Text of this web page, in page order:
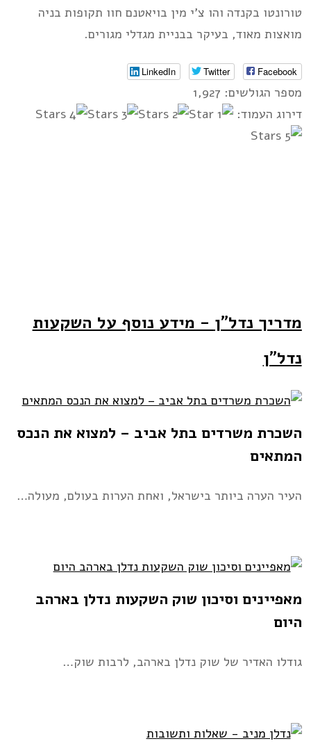
טורונטו בקנדה והו צ’י מין בויאטנם חוו תקופות בניה
מואצות מאוד, בעיקר בבניית מגדלי מגורים.
Facebook
Twitter
LinkedIn
מספר הגולשים: 1,927
דירוג העמוד:
מדריך נדל"ן - מידע נוסף על השקעות
נדל"ן
השכרת משרדים בתל אביב – למצוא את הנכס
המתאים
העיר הערה ביותר בישראל, ואחת הערות בעולם, מעולה…
מאפיינים וסיכון שוק השקעות נדלן בארהב
היום
גודלו האדיר של שוק נדלן בארהב, לרבות שוק…